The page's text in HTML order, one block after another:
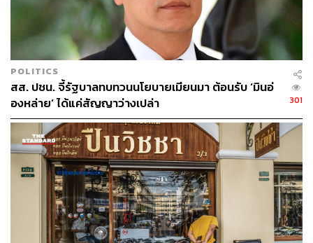
อีกทั้งประเทศไทยยังเป็นหนึ่งในพันธมิตรหลักของจีนในการ
พัฒนาเครือข่ายรถไฟความเร็วสูงทั่วเอเชียที่กำลังจะขยาย
เส้นทางจากคุนหมิง เมืองหลวงของมณฑลยูนนานของจีนไป
ยังสิงคโปร์
อรรถยุทธ์กล่าวว่า “ผมคิดว่าตอนนี้อุตสาหกรรมสร้างสรรค์
ซึ่งเป็นอุตสาหกรรมใหม่ในภูมิภาคก็มีความโดดเด่นเช่นกัน
คุณทราบกันหรือไม่ว่าเมื่อพูดถึงพลังงานสะอาด การจัดการ
ขยะแบบใช้แล้วทิ้ง มีบริษัทจากจีนจำนวนมากที่นำของเหลือ
ใช้เหล่านี้มาทำเป็นวัสดุก่อสร้าง อิฐ ผนัง และอาคาร”
รายงานของสำนักงานพลังงานระหว่างประเทศระบุว่า การ
เปลี่ยนผ่านไปสู่พลังงานที่ยั่งยืนในประเทศสมาชิกอาเซียน
POLITICS
สส. ปชน. จี้รัฐบาลทบทวนนโยบายเมียนมา ต้อนรับ ‘มินอ่
องหล่าย’ ได้แค่สัญญาว่างเปล่า
301